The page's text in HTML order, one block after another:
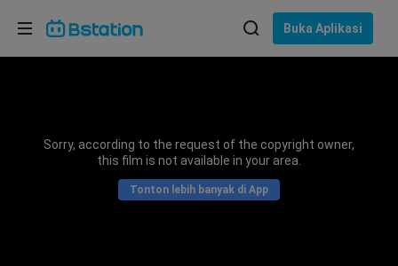
Buka Aplikasi
Sorry, according to the request of the copyright owner,
this film is not available in your area.
Tonton lebih banyak di App
Pilih bahasa
Bahasa Indonesia